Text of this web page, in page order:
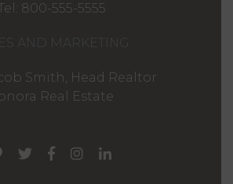
800-555-5555
AND MARKETING
Smith, Head Realtor
Real Estate